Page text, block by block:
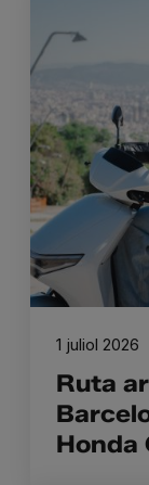
Ruta
Honda
1 juliol 2026